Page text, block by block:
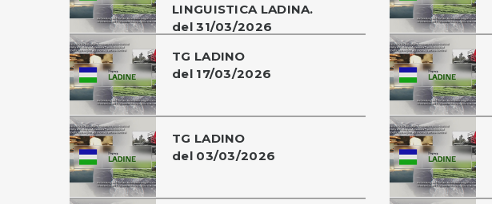
LINGUISTICA LADINA.
del 31/03/2026
TG LADINO
del 17/03/2026
TG LADINO
del 03/03/2026